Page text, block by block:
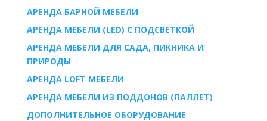
АРЕНДА БАРНОЙ МЕБЕЛИ
АРЕНДА МЕБЕЛИ (LED) С ПОДСВЕТКОЙ
АРЕНДА МЕБЕЛИ ДЛЯ САДА, ПИКНИКА И
ПРИРОДЫ
АРЕНДА LOFT МЕБЕЛИ
АРЕНДА МЕБЕЛИ ИЗ ПОДДОНОВ (ПАЛЛЕТ)
ДОПОЛНИТЕЛЬНОЕ ОБОРУДОВАНИЕ